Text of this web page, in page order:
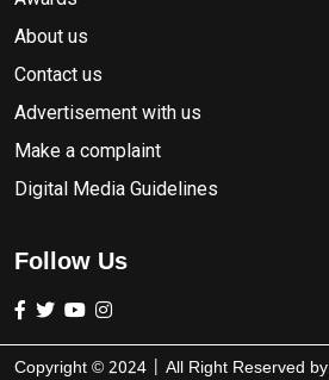
About us
Contact us
Advertisement with us
Make a complaint
Digital Media Guidelines
Follow Us
Copyright © 2024 | All Right Reserved by